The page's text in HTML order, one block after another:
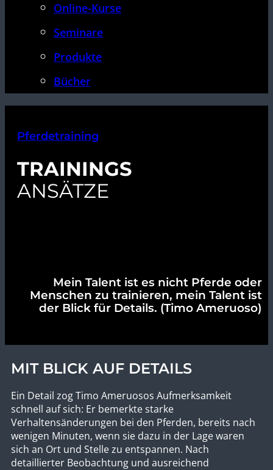
Online-Kurse
Seminare
Produkte
Bücher
Pferdetraining
TRAININGS
ANSÄTZE
Mein Talent ist es nicht Pferde oder
Menschen zu trainieren, mein Talent ist
der Blick für Details. (Timo Ameruoso)
MIT BLICK AUF DETAILS
Ein Detail zog Timo Ameruosos Aufmerksamkeit
schnell auf sich: Er bemerkte starke
Verhaltensänderungen bei den Pferden, bereits nach
wenigen Minuten, wenn sie dazu in der Lage waren
sich an Ort und Stelle zu entspannen. Nach
detaillierter Beobachtung und ausreichend